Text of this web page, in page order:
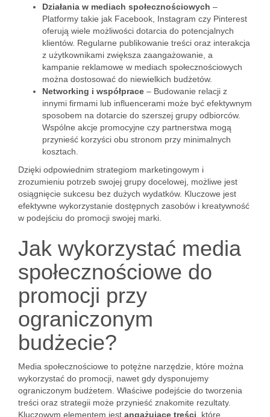
Działania w mediach społecznościowych –
Platformy takie jak Facebook, Instagram czy Pinterest
oferują wiele możliwości dotarcia do potencjalnych
klientów. Regularne publikowanie treści oraz interakcja
z użytkownikami zwiększa zaangażowanie, a
kampanie reklamowe w mediach społecznościowych
można dostosować do niewielkich budżetów.
Networking i współprace – Budowanie relacji z
innymi firmami lub influencerami może być efektywnym
sposobem na dotarcie do szerszej grupy odbiorców.
Wspólne akcje promocyjne czy partnerstwa mogą
przynieść korzyści obu stronom przy minimalnych
kosztach.
Dzięki odpowiednim strategiom marketingowym i
zrozumieniu potrzeb swojej grupy docelowej, możliwe jest
osiągnięcie sukcesu bez dużych wydatków. Kluczowe jest
efektywne wykorzystanie dostępnych zasobów i kreatywność
w podejściu do promocji swojej marki.
Jak wykorzystać media
społecznościowe do
promocji przy
ograniczonym
budżecie?
Media społecznościowe to potężne narzędzie, które można
wykorzystać do promocji, nawet gdy dysponujemy
ograniczonym budżetem. Właściwe podejście do tworzenia
treści oraz strategii może przynieść znakomite rezultaty.
Kluczowym elementem jest angażujące treści , które